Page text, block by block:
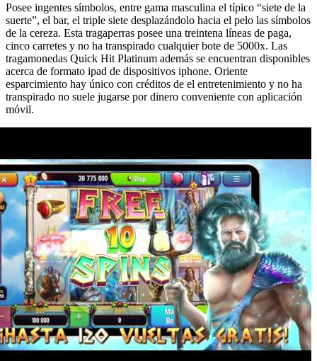
Posee ingentes símbolos, entre gama masculina el típico “siete de la
suerte”, el bar, el triple siete desplazándolo hacia el pelo las símbolos
de la cereza. Esta tragaperras posee una treintena líneas de paga,
cinco carretes y no ha transpirado cualquier bote de 5000x. Las
tragamonedas Quick Hit Platinum además se encuentran disponibles
acerca de formato ipad de dispositivos iphone. Oriente
esparcimiento hay único con créditos de el entretenimiento y no ha
transpirado no suele jugarse por dinero conveniente con aplicación
móvil.